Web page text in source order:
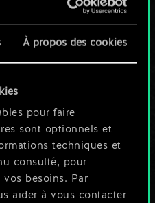
À propos des cookies
pour faire
sont optionnels et
techniques et
consulté, pour
besoins. Par
aider à vous contacter
jeu de
être
plus !
créer un guide